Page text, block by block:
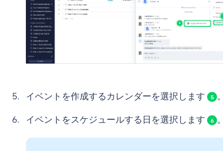
イベントを作成するカレンダーを選択します 5
イベントをスケジュールする日を選択します
6